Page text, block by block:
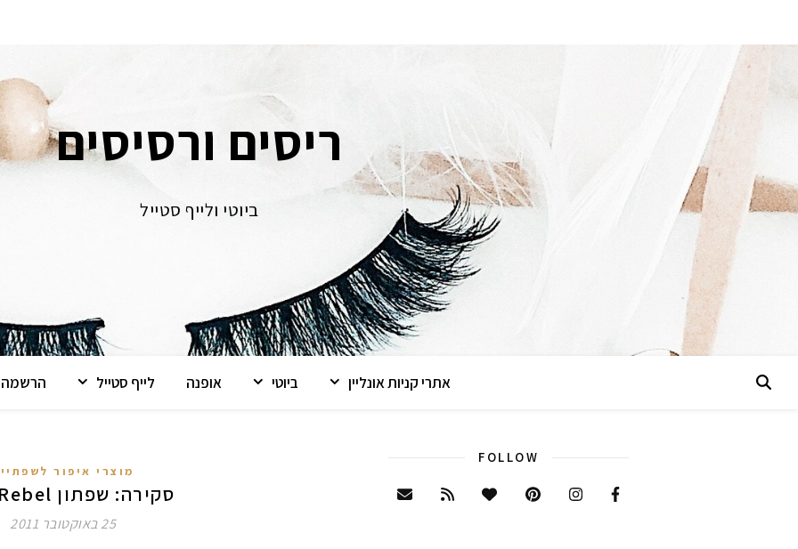
ריסים ורסיסים
ביוטי ולייף סטייל
אתרי קניות אונליין ביוטי אופנה לייף סטייל הרשמה
מוצרי איפור
סקירה: שפתון MAC Rebel
25 באוקטובר 2011
FOLLOW